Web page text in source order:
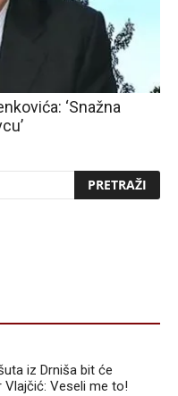
‘Snažna
iz Drniša bit će
Vlajčić: Veseli me to!